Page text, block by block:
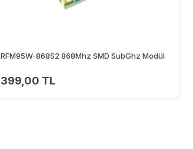
RFM95W-868S2 868Mhz SMD SubGhz Modül
399,00 TL